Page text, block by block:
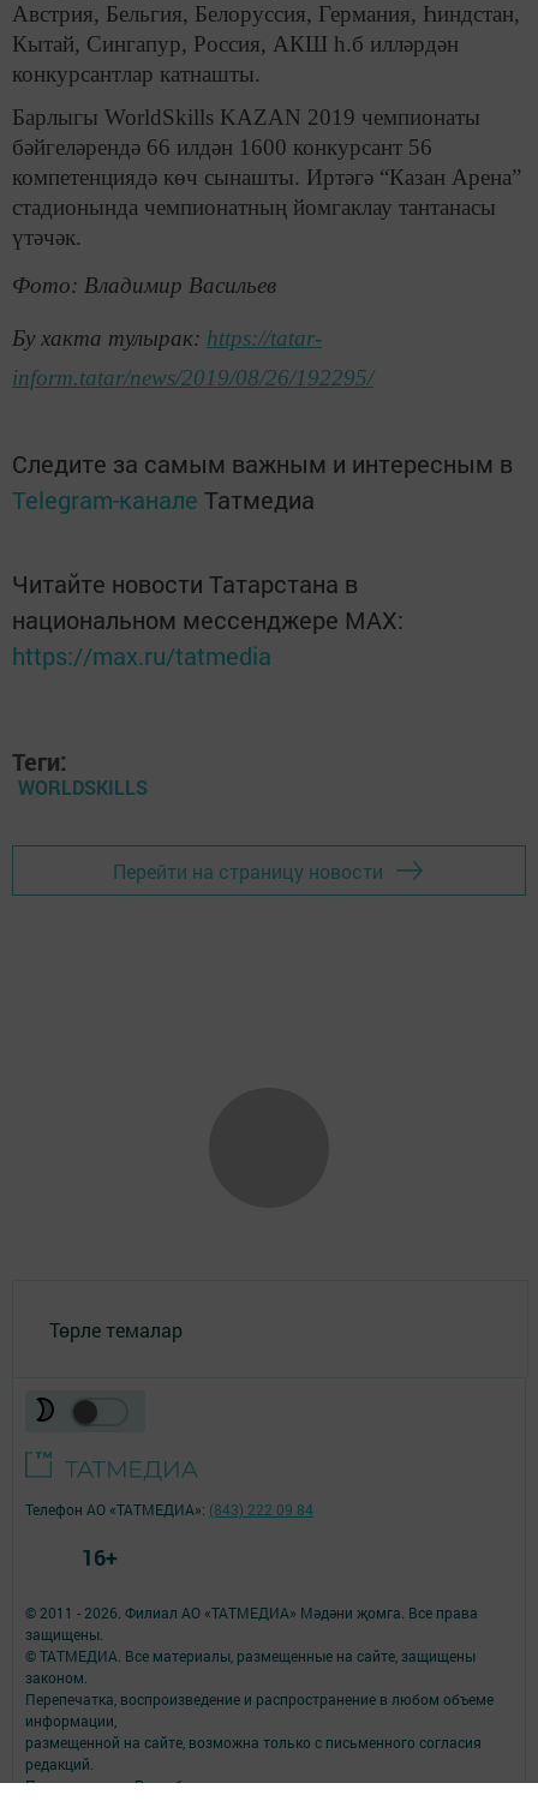
Австрия, Бельгия, Белоруссия, Германия, Һиндстан,
Кытай, Сингапур, Россия, АКШ һ.б илләрдән
конкурсантлар катнашты.
Барлыгы WorldSkills KAZAN 2019 чемпионаты
бәйгеләрендә 66 илдән 1600 конкурсант 56
компетенциядә көч сынашты. Иртәгә “Казан Арена”
стадионында чемпионатның йомгаклау тантанасы
үтәчәк.
Фото: Владимир Васильев
Бу хакта тулырак: https://tatar-
inform.tatar/news/2019/08/26/192295/
Следите за самым важным и интересным в
Telegram-канале Татмедиа
Читайте новости Татарстана в
национальном мессенджере MАХ:
https://max.ru/tatmedia
Теги:
WORLDSKILLS
Перейти на страницу новости
Төрле темалар
© 2011 - 2026. Филиал АО «ТАТМЕДИА» Мәдәни җомга. Все права
защищены.
© ТАТМЕДИА. Все материалы, размещенные на сайте, защищены
законом.
Перепечатка, воспроизведение и распространение в любом объеме
информации,
размещенной на сайте, возможна только с письменного согласия
редакций.
При поддержке Республиканского агентства по печати и массовым
Телефон АО «ТАТМЕДИА»: (843) 222 09 84
16+